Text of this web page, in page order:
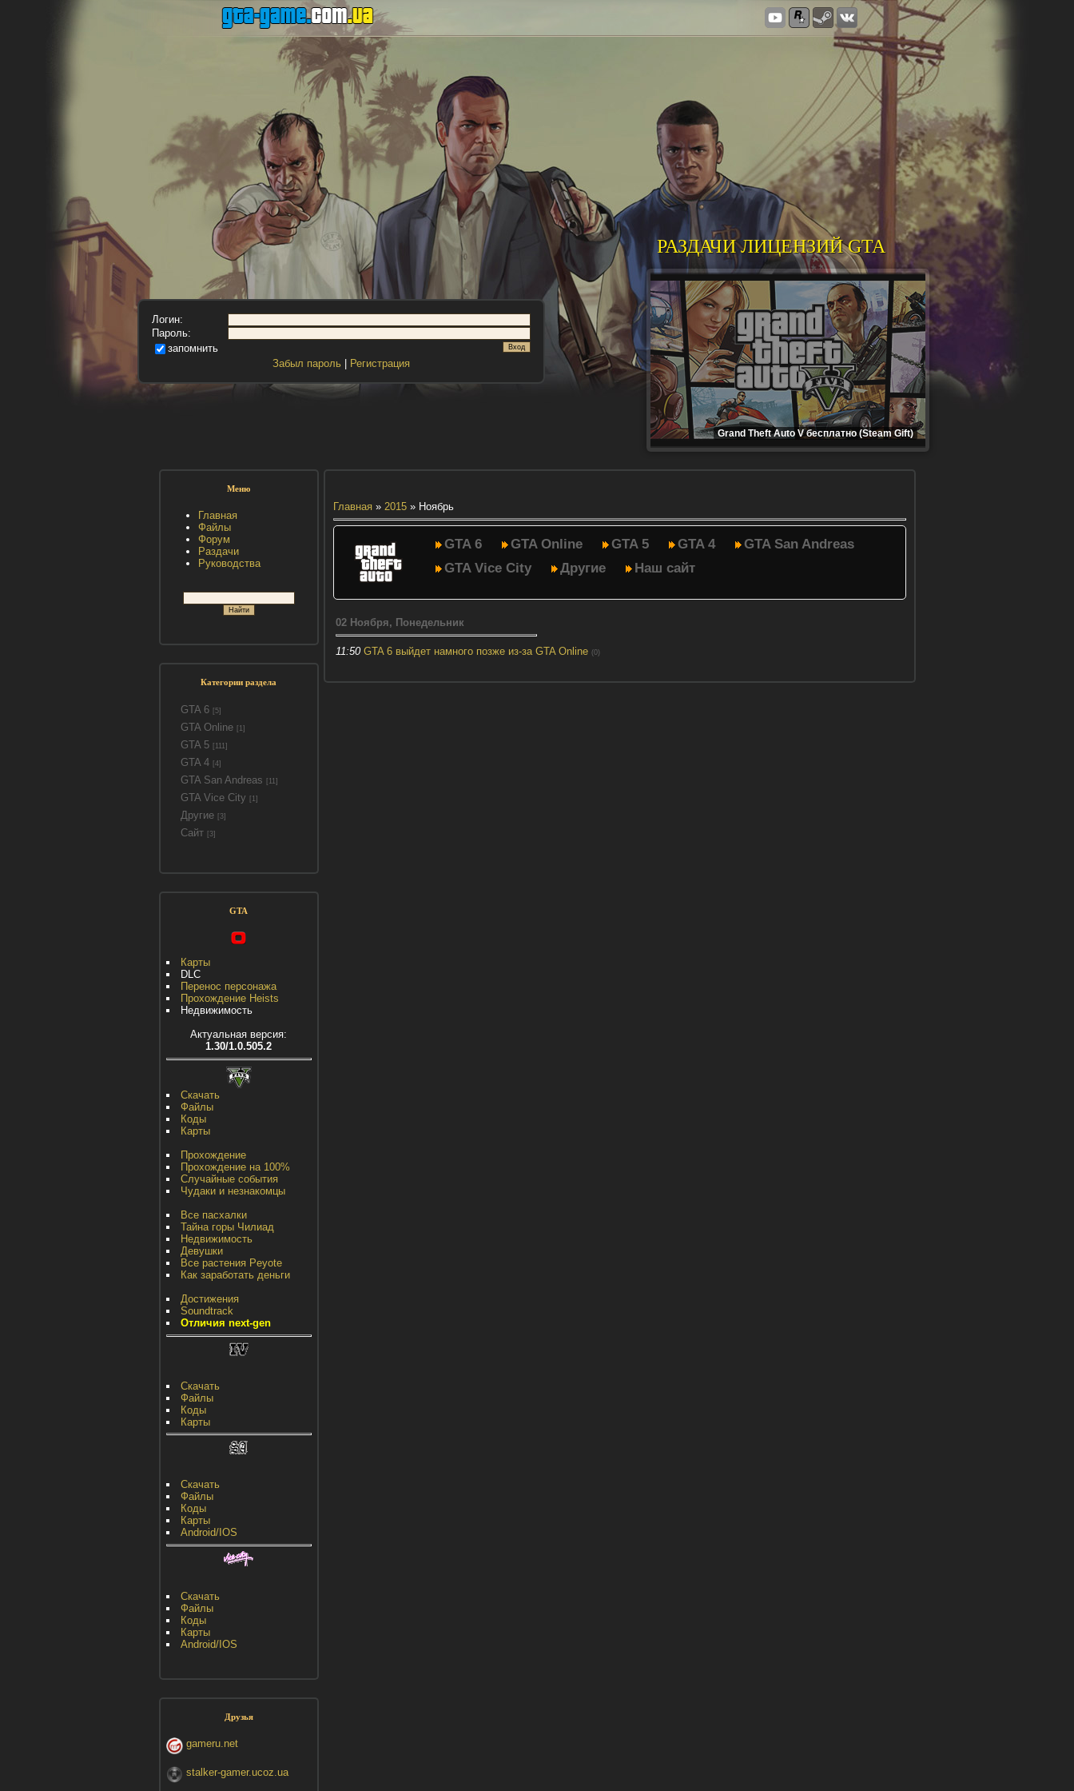
Логин:
Пароль:
запомнить
Забыл пароль
Регистрация
РАЗДАЧИ ЛИЦЕНЗИЙ GTA
Grand Theft Auto V бесплатно (Steam Gift)
Меню
Главная
Файлы
Форум
Раздачи
Руководства
Категории раздела
GTA 6 [5]
GTA Online [1]
GTA 5 [111]
GTA 4 [4]
GTA San Andreas [11]
GTA Vice City [1]
Другие [3]
Сайт [3]
GTA
Карты
DLC
Перенос персонажа
Прохождение Heists
Недвижимость
Актуальная версия:
1.30/1.0.505.2
Скачать
Файлы
Коды
Карты
Прохождение
Прохождение на 100%
Случайные события
Чудаки и незнакомцы
Все пасхалки
Тайна горы Чилиад
Недвижимость
Девушки
Все растения Peyote
Как заработать деньги
Достижения
Soundtrack
Отличия next-gen
Скачать
Файлы
Коды
Карты
Скачать
Файлы
Коды
Карты
Android/IOS
Скачать
Файлы
Коды
Карты
Android/IOS
Друзья
gameru.net
stalker-gamer.ucoz.ua
Главная» 2015 » Ноябрь
GTA 6 GTA Online GTA 5 GTA 4
GTA San Andreas
GTA Vice City
Другие Наш сайт
02 Ноября, Понедельник
11:50 GTA 6 выйдет намного позже из-за GTA Online (0)